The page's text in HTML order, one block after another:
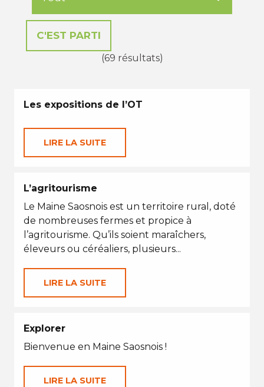
(69 résultats)
Les expositions de l’OT
LIRE LA SUITE
L’agritourisme
Le Maine Saosnois est un territoire rural, doté
de nombreuses fermes et propice à
l’agritourisme. Qu’ils soient maraîchers,
éleveurs ou céréaliers, plusieurs...
LIRE LA SUITE
Explorer
Bienvenue en Maine Saosnois !
LIRE LA SUITE